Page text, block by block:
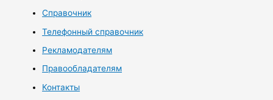
Справочник
Телефонный справочник
Рекламодателям
Правообладателям
Контакты